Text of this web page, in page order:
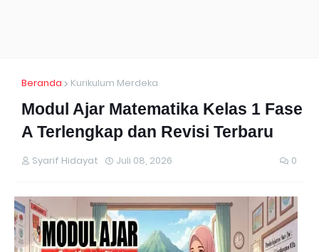
Beranda Kurikulum Merdeka
Modul Ajar Matematika Kelas 1 Fase
A Terlengkap dan Revisi Terbaru
Syarif Hidayat Juli 08, 2026 0